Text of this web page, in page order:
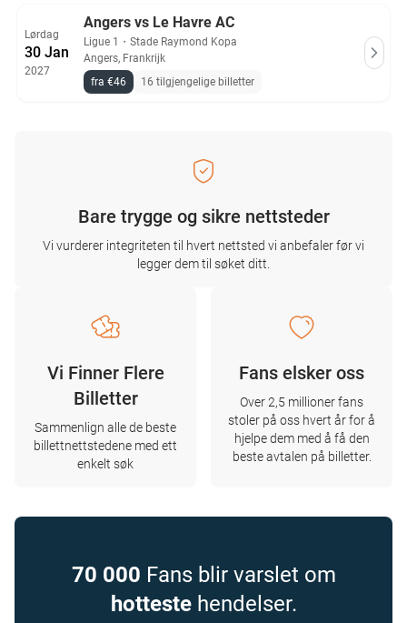
Lørdag
30 Jan
2027
Angers vs Le Havre AC
Ligue 1 ・ Stade Raymond Kopa
Angers, Frankrijk
fra €46
16 tilgjengelige billetter
Bare trygge og sikre nettsteder
Vi vurderer integriteten til hvert nettsted vi anbefaler før vi
legger dem til søket ditt.
Vi Finner Flere
Billetter
Sammenlign alle de beste
billettnettstedene med ett
enkelt søk
Fans elsker oss
Over 2,5 millioner fans
stoler på oss hvert år for å
hjelpe dem med å få den
beste avtalen på billetter.
70 000 Fans blir varslet om
hottestehendelser.